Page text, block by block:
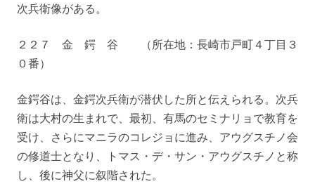
次兵衛像がある。
２２７ 金 鍔 谷 （所在地：長崎市戸町４丁目３
０番）
金鍔谷は、金鍔次兵衛が潜伏した所と伝えられる。次兵
衛は大村の生まれで、最初、有馬のセミナリョで教育を
受け、さらにマニラのコレジョに進み、アウグスチノ会
の修道士となり、トマス・デ・サン・アウグスチノと称
し、後に神父に叙階された。